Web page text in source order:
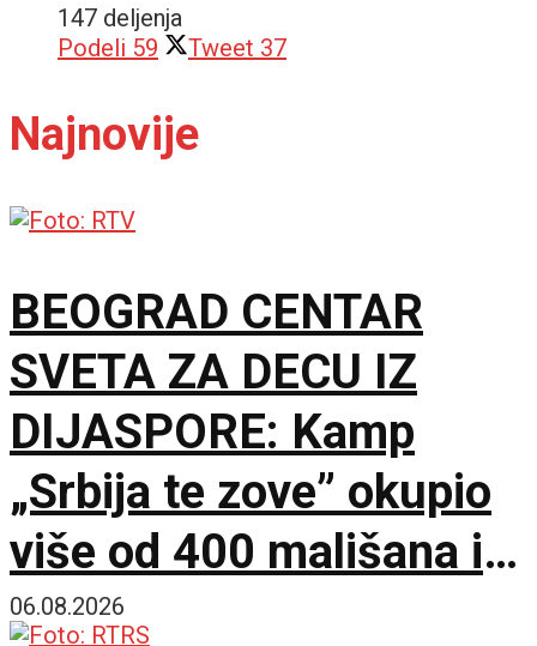
147 deljenja
Podeli 59 Tweet 37
Najnovije
BEOGRAD CENTAR
SVETA ZA DECU IZ
DIJASPORE: Kamp
„Srbija te zove” okupio
više od 400 mališana iz
17 zemalja
06.08.2026